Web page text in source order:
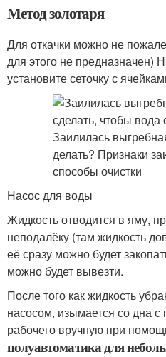
Метод золотаря
Для откачки можно не
для этого не предназначен)
установите сеточку с
Насос для воды
Жидкость отводится в яму,
неподалёку (там жидкость
её сразу можно будет
можно будет вывезти.
После того как жидкость
насосом, изымается со дна
рабочего вручную при
полуавтоматика для